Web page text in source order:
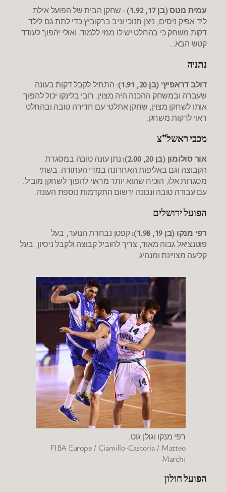
עמית נוטס (בן 17, 1.92)
: שחקן הבית של הפועל אילת.
ליד אפיק ניסים, ניצן חנוכי וניב ברקוביץ כדי לתת גם לילד
דקות משחק כי בהחלט יש לו ממי ללמוד. ואולי יהפוך לעודד
קטש הבא…
נתניה
דולב דראפיץ' (בן 20, 1.91)
: התחיל לקבל דקות בעונה
שעברה ובמשחק ההכנה היה מצוין. רובי בלינקו יכול להפוך
אותו לשחקן מצוין, שחקן אתלטי עם חדירה טובה ובהחלט
ראוי לדקות משחק.
מכבי ראשל"צ
אור סולומון (בן 20, 2.00):
נתן עונה טובה במסגרת
הקבוצה וגם באליפות האחרונה במדי העתודה. בשתי
מסגרות אלו, הוכיח שהוא יותר מראוי להפוך לשחקן מוביל.
עם עבודה טובה ונכונה ירשום התקדמות נוספת העונה.
הפועל ירושלים
רפי מנקו (בן 19, 1.98):
קפטן נבחרת הנוער, בעל
פוטנציאל גבוה מאוד, צריך להוביל קבוצה ולקבל ניסיון, בעל
קליעה מצויינת ומנהיג.
רפי מנקו וגולן גוט.
FIBA Europe / Ciamillo-Castoria / Matteo
Marchi
הפועל חולון